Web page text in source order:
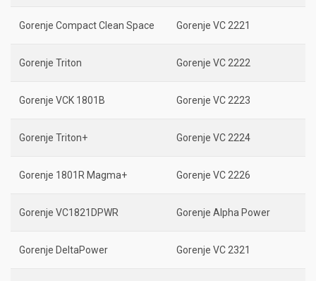
Gorenje Compact Clean Space Gorenje VC 2221
Gorenje Triton Gorenje VC 2222
Gorenje VCK 1801B Gorenje VC 2223
Gorenje Triton+ Gorenje VC 2224
Gorenje 1801R Magma+ Gorenje VC 2226
Gorenje VC1821DPWR Gorenje Alpha Power
Gorenje DeltaPower Gorenje VC 2321